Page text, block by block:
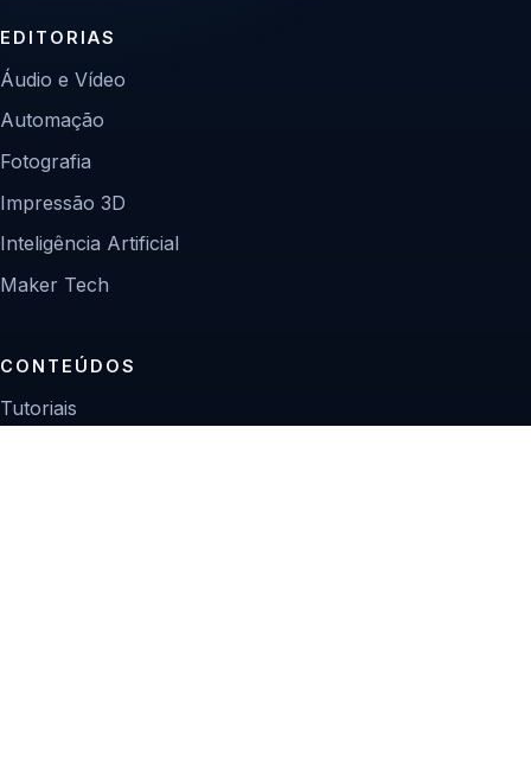
EDITORIAS
Áudio e Vídeo
Automação
Fotografia
Impressão 3D
Inteligência Artificial
Maker Tech
CONTEÚDOS
Tutoriais